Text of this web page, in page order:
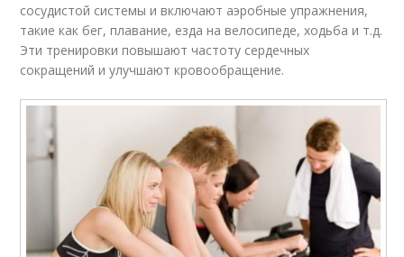
сосудистой системы и включают аэробные упражнения,
такие как бег, плавание, езда на велосипеде, ходьба и т.д.
Эти тренировки повышают частоту сердечных
сокращений и улучшают кровообращение.